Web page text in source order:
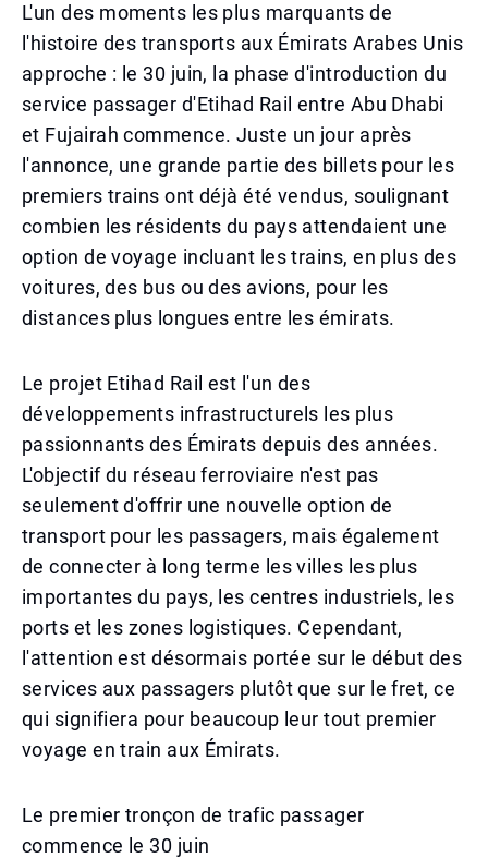
L'un des moments les plus marquants de
l'histoire des transports aux Émirats Arabes Unis
approche : le 30 juin, la phase d'introduction du
service passager d'Etihad Rail entre Abu Dhabi
et Fujairah commence. Juste un jour après
l'annonce, une grande partie des billets pour les
premiers trains ont déjà été vendus, soulignant
combien les résidents du pays attendaient une
option de voyage incluant les trains, en plus des
voitures, des bus ou des avions, pour les
distances plus longues entre les émirats.
Le projet Etihad Rail est l'un des
développements infrastructurels les plus
passionnants des Émirats depuis des années.
L'objectif du réseau ferroviaire n'est pas
seulement d'offrir une nouvelle option de
transport pour les passagers, mais également
de connecter à long terme les villes les plus
importantes du pays, les centres industriels, les
ports et les zones logistiques. Cependant,
l'attention est désormais portée sur le début des
services aux passagers plutôt que sur le fret, ce
qui signifiera pour beaucoup leur tout premier
voyage en train aux Émirats.
Le premier tronçon de trafic passager
commence le 30 juin